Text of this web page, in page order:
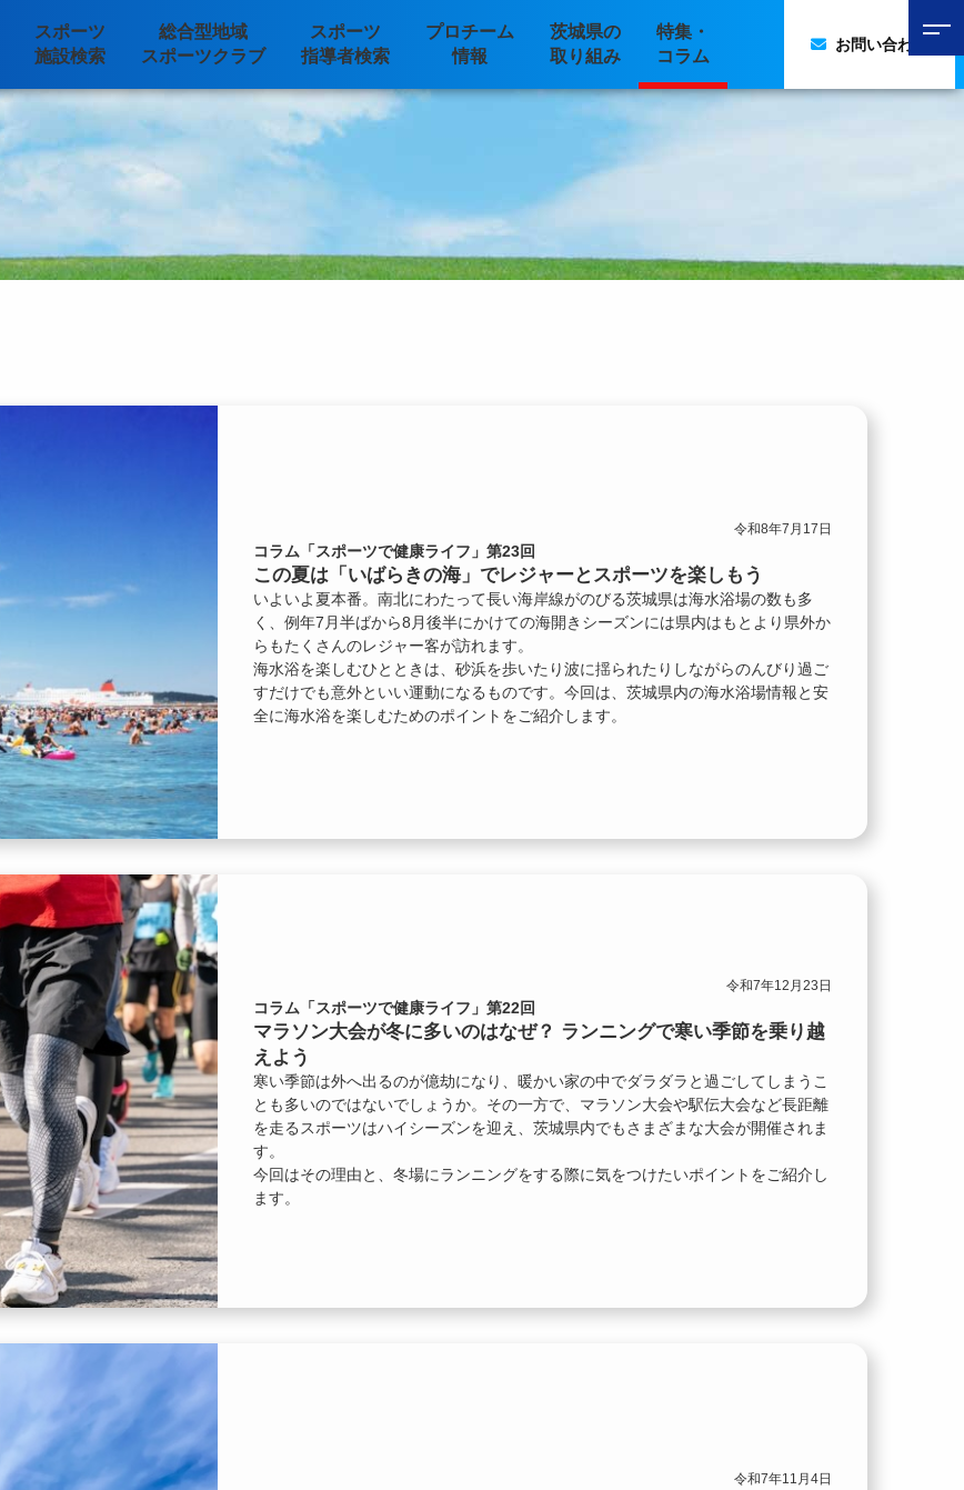
スポーツ
施設検索
総合型地域
スポーツクラブ
スポーツ
指導者検索
プロチーム
情報
茨城県の
取り組み
特集・
コラム
お問い合わせ
令和8年7月17日
コラム「スポーツで健康ライフ」第23回
この夏は「いばらきの海」でレジャーとスポーツを楽しもう
いよいよ夏本番。南北にわたって長い海岸線がのびる茨城県は海水浴場の数も多
く、例年7月半ばから8月後半にかけての海開きシーズンには県内はもとより県外か
らもたくさんのレジャー客が訪れます。
海水浴を楽しむひとときは、砂浜を歩いたり波に揺られたりしながらのんびり過ご
すだけでも意外といい運動になるものです。今回は、茨城県内の海水浴場情報と安
全に海水浴を楽しむためのポイントをご紹介します。
令和7年12月23日
コラム「スポーツで健康ライフ」第22回
マラソン大会が冬に多いのはなぜ？ ランニングで寒い季節を乗り越
えよう
寒い季節は外へ出るのが億劫になり、暖かい家の中でダラダラと過ごしてしまうこ
とも多いのではないでしょうか。その一方で、マラソン大会や駅伝大会など長距離
を走るスポーツはハイシーズンを迎え、茨城県内でもさまざまな大会が開催されま
す。
今回はその理由と、冬場にランニングをする際に気をつけたいポイントをご紹介し
ます。
令和7年11月4日